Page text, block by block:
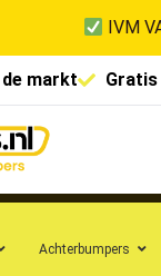
IVM
markt
Achterbumpers